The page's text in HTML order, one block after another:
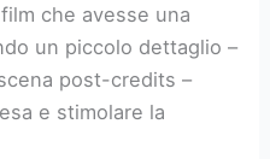
che avesse una
un piccolo dettaglio –
post-credits –
e stimolare la